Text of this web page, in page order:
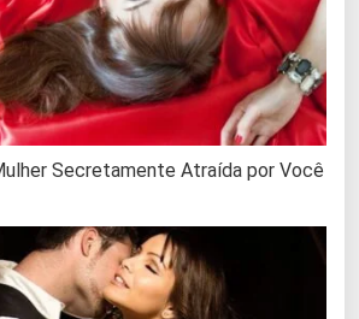
Secretamente Atraída por Você